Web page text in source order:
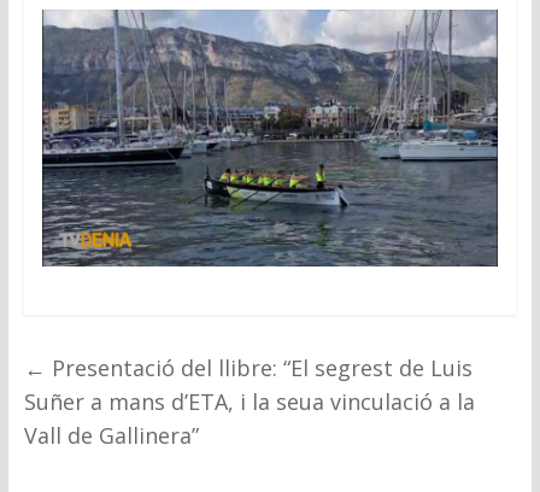
← Presentació del llibre: “El segrest de Luis
Suñer a mans d’ETA, i la seua vinculació a la
Vall de Gallinera”